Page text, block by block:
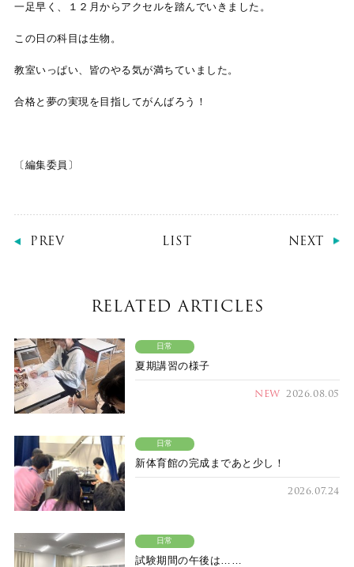
一足早く、１２月からアクセルを踏んでいきました。
この日の科目は生物。
教室いっぱい、皆のやる気が満ちていました。
合格と夢の実現を目指してがんばろう！
〔編集委員〕
PREV LIST NEXT
RELATED ARTICLES
日常
夏期講習の様子
NEW 2026.08.05
日常
新体育館の完成まであと少し！
2026.07.24
日常
試験期間の午後は……